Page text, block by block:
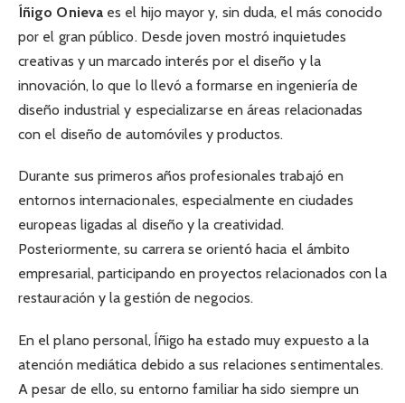
Íñigo Onievaes el hijo mayor y, sin duda, el más conocido
por el gran público. Desde joven mostró inquietudes
creativas y un marcado interés por el diseño y la
innovación, lo que lo llevó a formarse en ingeniería de
diseño industrial y especializarse en áreas relacionadas
con el diseño de automóviles y productos.
Durante sus primeros años profesionales trabajó en
entornos internacionales, especialmente en ciudades
europeas ligadas al diseño y la creatividad.
Posteriormente, su carrera se orientó hacia el ámbito
empresarial, participando en proyectos relacionados con la
restauración y la gestión de negocios.
En el plano personal, Íñigo ha estado muy expuesto a la
atención mediática debido a sus relaciones sentimentales.
A pesar de ello, su entorno familiar ha sido siempre un